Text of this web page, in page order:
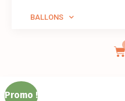
BALLONS
Promo !